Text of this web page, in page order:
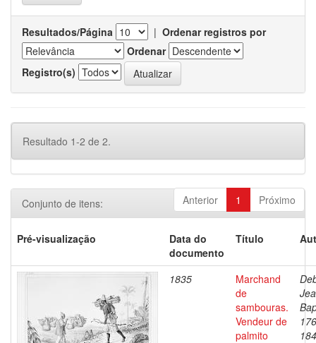
Resultados/Página | Ordenar registros por
Ordenar
Registro(s)
Resultado 1-2 de 2.
Anterior 1 Próximo
Conjunto de itens:
Pré-visualização
Data do
documento
Título
1835
Marchand
de
sambouras.
Vendeur de
palmito